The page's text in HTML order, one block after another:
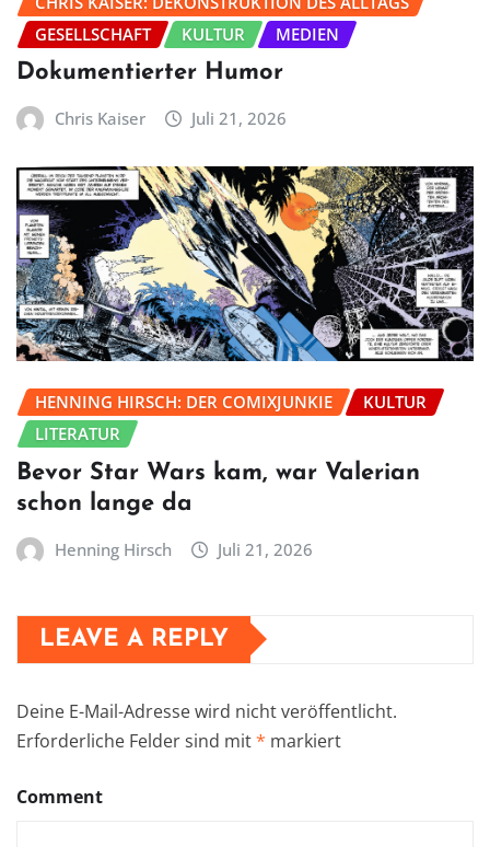
GESELLSCHAFT
KULTUR MEDIEN
Dokumentierter Humor
Chris Kaiser Juli 21, 2026
HENNING HIRSCH: DER COMIXJUNKIE
KULTUR
LITERATUR
Bevor Star Wars kam, war Valerian
schon lange da
Henning Hirsch Juli 21, 2026
LEAVE A REPLY
Deine E-Mail-Adresse wird nicht veröffentlicht.
Erforderliche Felder sind mit* markiert
Comment